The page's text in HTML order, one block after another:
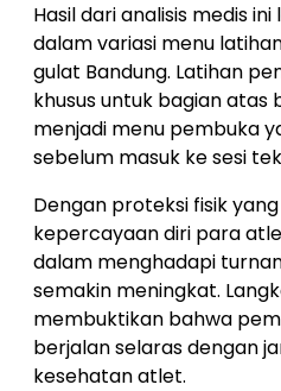
Hasil dari analisis medis
dalam variasi menu
gulat Bandung. Latihan
khusus untuk bagian atas
menjadi menu pembuka
sebelum masuk ke sesi
Dengan proteksi fisik
kepercayaan diri para
dalam menghadapi
semakin meningkat.
membuktikan bahwa
berjalan selaras dengan
kesehatan atlet.